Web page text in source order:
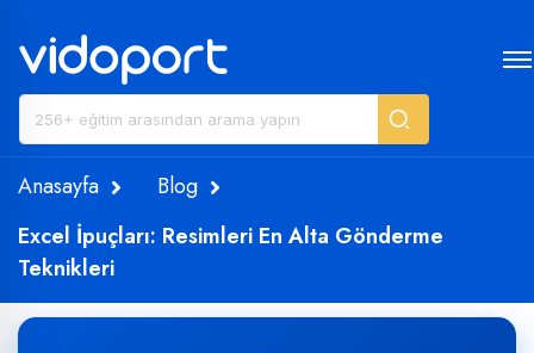
Anasayfa
Blog
Excel İpuçları: Resimleri En Alta Gönderme
Teknikleri